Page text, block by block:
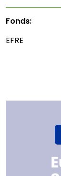
Fonds:
EFRE